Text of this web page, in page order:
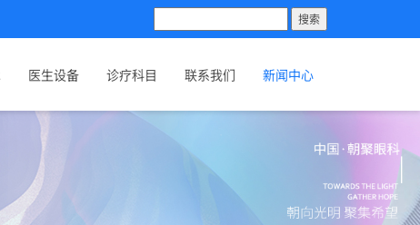
搜索
医生设备 诊疗科目 联系我们 新闻中心